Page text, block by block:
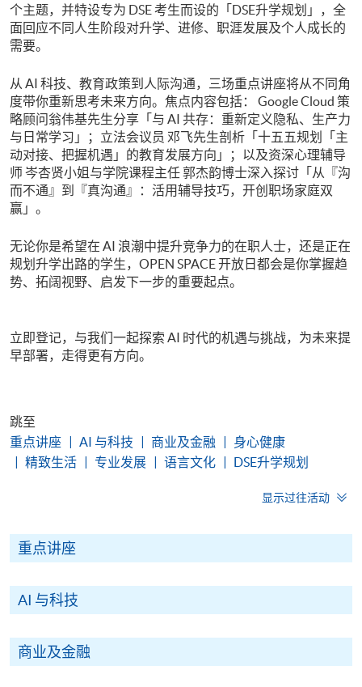
个主题，并特设专为 DSE 考生而设的「DSE升学规划」，全
面回应不同人生阶段对升学、进修、职涯发展及个人成长的
需要。
从 AI 科技、教育政策到人际沟通，三场重点讲座将从不同角
度带你重新思考未来方向。焦点内容包括： Google Cloud 策
略顾问翁伟基先生分享「与 AI 共存：重新定义隐私、生产力
与日常学习」；立法会议员 邓飞先生剖析「十五五规划「主
动对接、把握机遇」的教育发展方向」；以及资深心理辅导
师 岑杏贤小姐与学院课程主任 郭杰韵博士深入探讨「从『沟
而不通』到『真沟通』：活用辅导技巧，开创职场家庭双
赢」。
无论你是希望在 AI 浪潮中提升竞争力的在职人士，还是正在
规划升学出路的学生，OPEN SPACE 开放日都会是你掌握趋
势、拓阔视野、启发下一步的重要起点。
立即登记，与我们一起探索 AI 时代的机遇与挑战，为未来提
早部署，走得更有方向。
跳至
重点讲座
AI 与科技 商业及金融
身心健康
精致生活
专业发展 语言文化 DSE升学规划
显示过往活动
重点讲座
AI 与科技
商业及金融